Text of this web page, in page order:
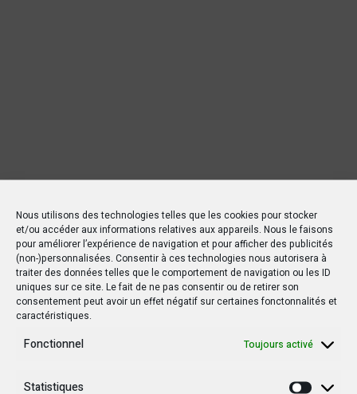
Nous utilisons des technologies telles que les cookies pour stocker
et/ou accéder aux informations relatives aux appareils. Nous le faisons
pour améliorer l’expérience de navigation et pour afficher des publicités
(non-)personnalisées. Consentir à ces technologies nous autorisera à
traiter des données telles que le comportement de navigation ou les ID
uniques sur ce site. Le fait de ne pas consentir ou de retirer son
consentement peut avoir un effet négatif sur certaines fonctonnalités et
caractéristiques.
Fonctionnel Toujours activé
Statistiques